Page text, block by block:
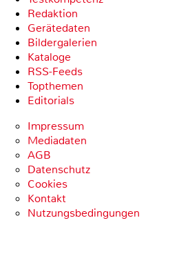
Redaktion
Gerätedaten
Bildergalerien
Kataloge
RSS-Feeds
Topthemen
Editorials
Impressum
Mediadaten
AGB
Datenschutz
Cookies
Kontakt
Nutzungsbedingungen